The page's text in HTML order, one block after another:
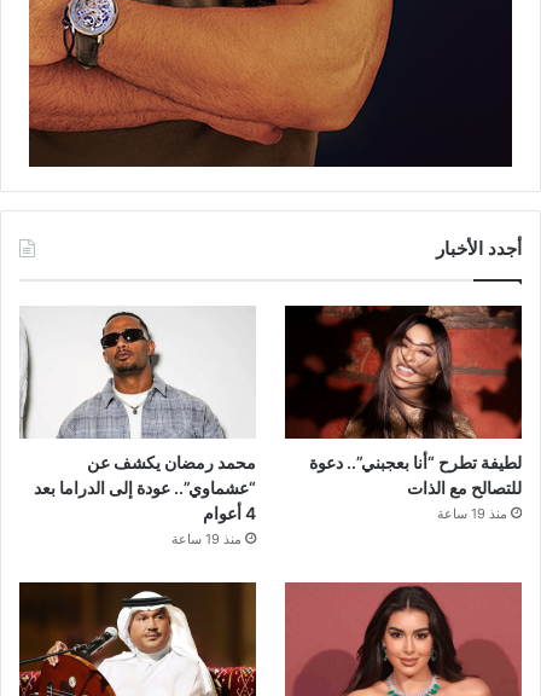
أجدد الأخبار
لطيفة تطرح “أنا بعجبني”.. دعوة
للتصالح مع الذات
منذ 19 ساعة
محمد رمضان يكشف عن
“عشماوي”.. عودة إلى الدراما بعد
4 أعوام
منذ 19 ساعة